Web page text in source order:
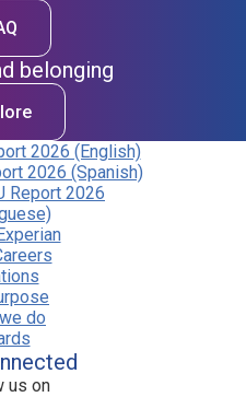
belonging
2026 (English)
2026 (Spanish)
Report 2026
do
us on